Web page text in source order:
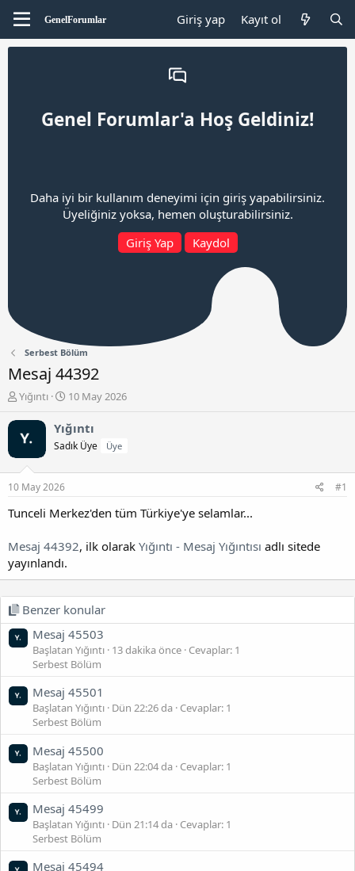
Giriş yap Kayıt ol
Genel Forumlar'a Hoş Geldiniz!
Daha iyi bir kullanım deneyimi için giriş yapabilirsiniz.
Üyeliğiniz yoksa, hemen oluşturabilirsiniz.
Giriş Yap
Kaydol
Serbest Bölüm
Mesaj 44392
K
n
b
u
a
a
t
a
n
Yığıntı
B
ş
l
a
ç
r
h
i
10 May 2026
Yığıntı
Sadık Üye Üye
10 May 2026 #1
Tunceli Merkez'den tüm Türkiye'ye selamlar...
Mesaj 44392, ilk olarak Yığıntı - Mesaj Yığıntısı adlı sitede
yayınlandı.
Benzer konular
Mesaj 45503
Başlatan Yığıntı 13 dakika önce Cevaplar: 1
Serbest Bölüm
Mesaj 45501
Başlatan Yığıntı Dün 22:26 da Cevaplar: 1
Serbest Bölüm
Mesaj 45500
Başlatan Yığıntı Dün 22:04 da Cevaplar: 1
Serbest Bölüm
Mesaj 45499
Başlatan Yığıntı Dün 21:14 da Cevaplar: 1
Serbest Bölüm
Mesaj 45494